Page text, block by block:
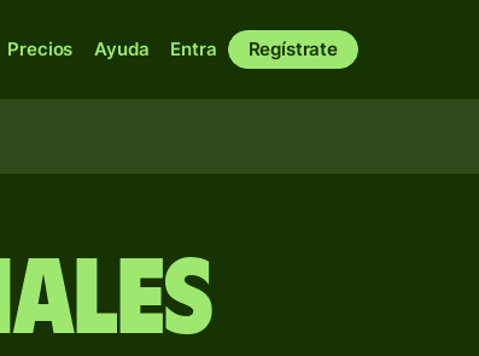
Precios Ayuda Entra Regístrate